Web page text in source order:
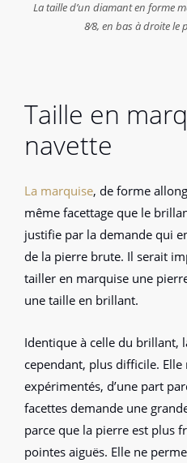
La taille d’un diamant en forme
8⁄8, en bas à droite le
Taille en
navette
La marquise, de forme
même facettage que le
justifie par la demande qui
de la pierre brute. Il serait
tailler en marquise une
une taille en brillant.
Identique à celle du brillant,
cependant, plus difficile.
expérimentés, d’une part
facettes demande une
parce que la pierre est plus
pointes aiguës. Elle ne